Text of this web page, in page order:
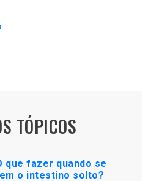
TÓPICOS
que fazer quando se
o intestino solto?